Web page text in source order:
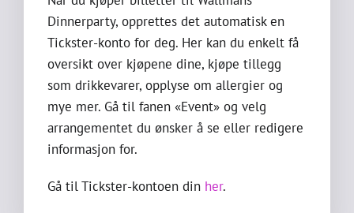
Dinnerparty, opprettes det automatisk en
Tickster-konto for deg. Her kan du enkelt få
oversikt over kjøpene dine, kjøpe tillegg
som drikkevarer, opplyse om allergier og
mye mer. Gå til fanen «Event» og velg
arrangementet du ønsker å se eller redigere
informasjon for.
Gå til Tickster-kontoen din her.